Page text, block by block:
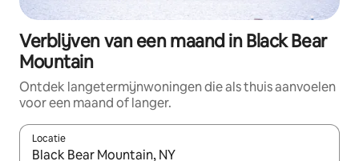
Verblijven van een maand in Black Bear
Mountain
Ontdek langetermijnwoningen die als thuis aanvoelen
voor een maand of langer.
Locatie
Wanneer er resultaten beschikbaar zijn, maak je een keuze